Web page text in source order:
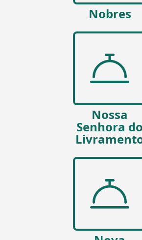
Nobres
Nossa
Senhora do